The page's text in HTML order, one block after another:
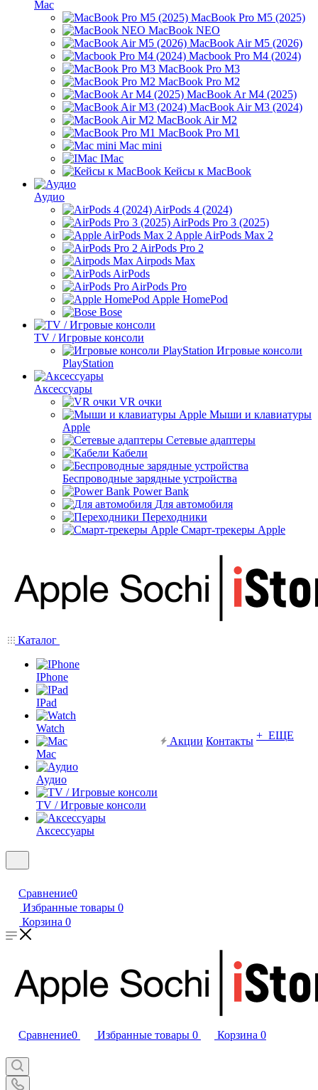
Mac
MacBook Pro M5 (2025)
MacBook NEO
MacBook Air M5 (2026)
Macbook Pro M4 (2024)
MacBook Pro M3
MacBook Pro M2
MacBook Ar M4 (2025)
MacBook Air M3 (2024)
MacBook Air M2
MacBook Pro M1
Mac mini
IMac
Кейсы к MacBook
Аудио
AirPods 4 (2024)
AirPods Pro 3 (2025)
Apple AirPods Max 2
AirPods Pro 2
Airpods Max
AirPods
AirPods Pro
Apple HomePod
Bose
TV / Игровые консоли
Игровые консоли
PlayStation
Аксессуары
VR очки
Мыши и клавиатуры
Apple
Сетевые адаптеры
Кабели
Беспроводные зарядные устройства
Power Bank
Для автомобиля
Переходники
Смарт-трекеры Apple
Каталог
IPhone
IPad
Watch
Mac
Аудио
TV / Игровые консоли
Аксессуары
Акции Контакты + ЕЩЕ
Сравнение0
Избранные товары 0
Корзина 0
Сравнение0 Избранные товары 0 Корзина 0